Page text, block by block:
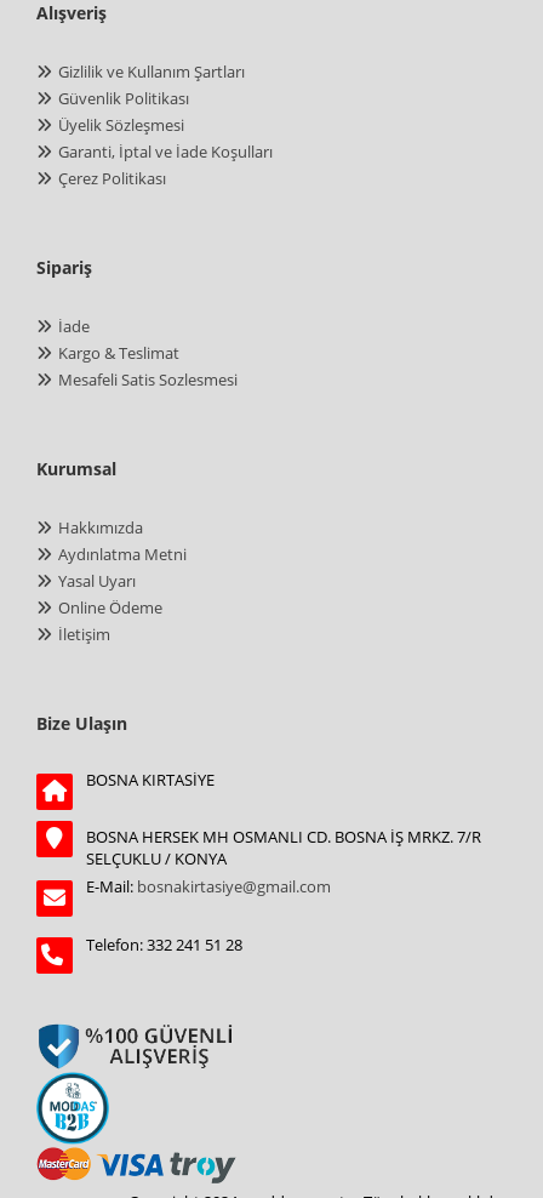
Alışveriş
Gizlilik ve Kullanım Şartları
Güvenlik Politikası
Üyelik Sözleşmesi
Garanti, İptal ve İade Koşulları
Çerez Politikası
Sipariş
İade
Kargo & Teslimat
Mesafeli Satis Sozlesmesi
Kurumsal
Hakkımızda
Aydınlatma Metni
Yasal Uyarı
Online Ödeme
İletişim
Bize Ulaşın
BOSNA KIRTASİYE
BOSNA HERSEK MH OSMANLI CD. BOSNA İŞ MRKZ. 7/R
SELÇUKLU / KONYA
E-Mail: bosnakirtasiye@gmail.com
Telefon: 332 241 51 28